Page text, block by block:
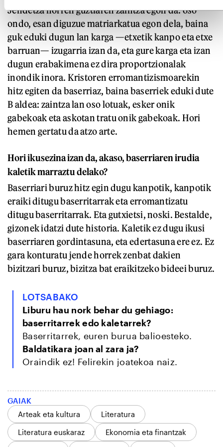
Jendetza horren guztiaren zaintza egon da: oso
ondo, esan diguzue matriarkatua egon dela, baina
guk eduki dugun lan karga —etxetik kanpo eta etxe
barruan— izugarria izan da, eta gure karga eta izan
dugun erabakimena ez dira proportzionalak
inondik inora. Kristoren erromantizismoarekin
hitz egiten da baserriaz, baina baserriek eduki dute
B aldea: zaintza lan oso lotuak, esker onik
gabekoak eta askotan tratu onik gabekoak. Hori
hemen gertatu da atzo arte.
Hori ikusezina izan da, akaso, baserriaren irudia
kaletik marraztu delako?
Baserriari buruz hitz egin dugu kanpotik, kanpotik
eraiki ditugu baserritarrak eta erromantizatu
ditugu baserritarrak. Eta gutxietsi, noski. Bestalde,
gizonek idatzi dute historia. Kaletik ez dugu ikusi
baserriaren gordintasuna, eta edertasuna ere ez. Ez
gara konturatu jende horrek zenbat dakien
bizitzari buruz, bizitza bat eraikitzeko bideei buruz.
LOTSABAKO
Liburu hau nork behar du gehiago:
baserritarrek edo kaletarrek?
Baserritarrek, euren burua balioesteko.
Baldatikara joan al zara ja?
Oraindik ez! Felirekin joatekoa naiz.
GAIAK
Arteak eta kultura
Literatura
Literatura euskaraz
Ekonomia eta finantzak